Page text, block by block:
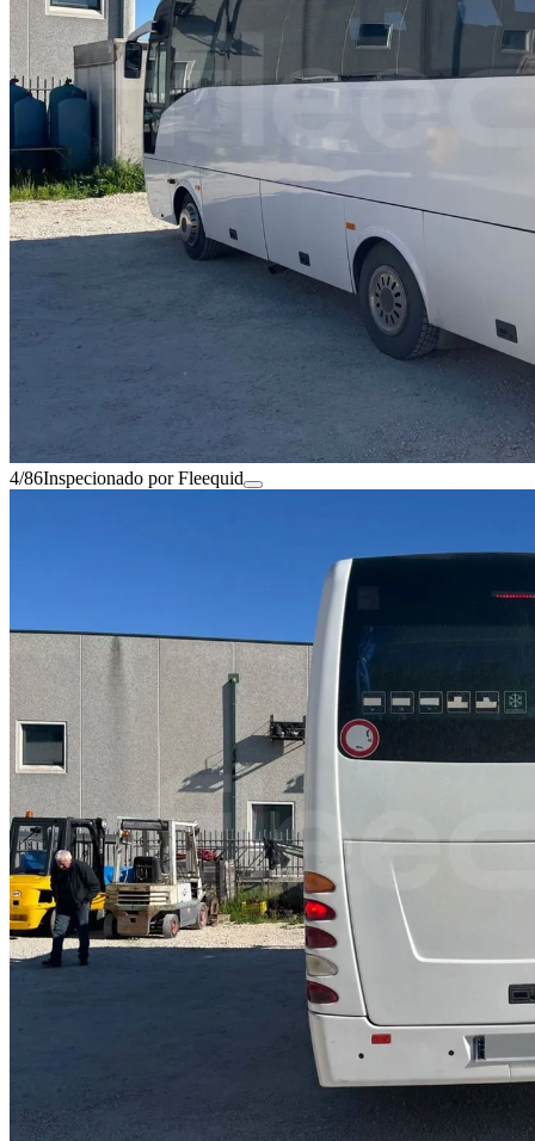
4/86Inspecionado por Fleequid